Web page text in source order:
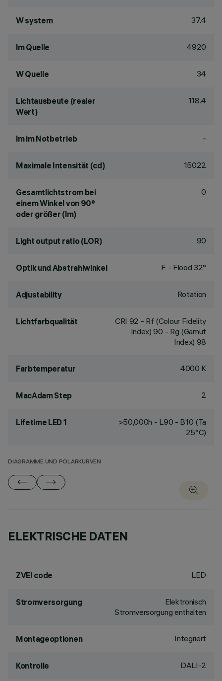
W system 37.4
lm Quelle 4920
W Quelle 34
Lichtausbeute (realer
Wert)
118.4
lm im Notbetrieb -
Maximale Intensität (cd) 15022
Gesamtlichtstrom bei
einem Winkel von 90°
oder größer (lm)
0
Light output ratio (LOR) 90
Optik und Abstrahlwinkel F - Flood 32°
Adjustability Rotation
Lichtfarbqualität CRI 92 - Rf (Colour Fidelity
Index) 90 - Rg (Gamut
Index) 98
Farbtemperatur 4000 K
MacAdam Step 2
Lifetime LED 1
>50,000h - L90 - B10 (Ta
25°C)
DIAGRAMME UND POLARKURVEN
ELEKTRISCHE DATEN
ZVEI code LED
Stromversorgung
Elektronisch
Stromversorgung enthalten
Montageoptionen Integriert
Kontrolle DALI-2